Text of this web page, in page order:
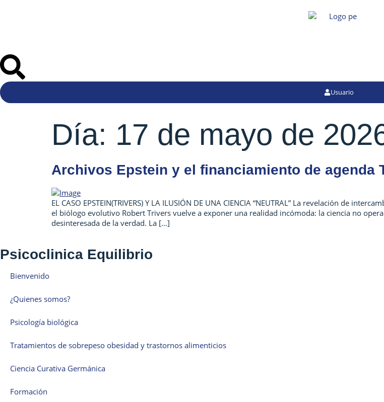
Usuario
Día: 17 de mayo de
Archivos Epstein y el financiamiento de agenda
EL CASO EPSTEIN(TRIVERS) Y LA ILUSIÓN DE UNA CIENCIA “NEUTRAL” La revelación de
el biólogo evolutivo Robert Trivers vuelve a exponer una realidad incómoda: la ciencia no
desinteresada de la verdad. La […]
Psicoclinica Equilibrio
Bienvenido
¿Quienes somos?
Psicología biológica
Tratamientos de sobrepeso obesidad y trastornos alimenticios
Ciencia Curativa Germánica
Formación